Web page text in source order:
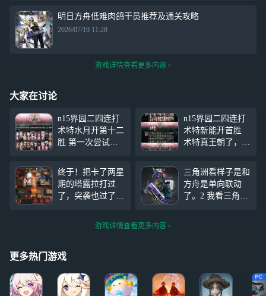
明日方舟低难肉鸽干员推荐及通关攻略
2026/07/19 11:28
游戏详情查看更多内容
大家在讨论
n15界园二四连打
术特水月开第十二
胜 第一次尝试打
神鼓神炒神160钱
酒杯六层酿山河和
同时投出战血流遇
良弈武人之争懒得
n15界园二四连打
术特新能开首胜
术特真王朝了，拿
开局一点压力都没
有，这把也是打得
非常胡，只可惜忘
截分数了(2382)
终于！把卡了两星
期的塔露拉打过
了，突袭也过了，
的，娜仁遥和ins只
精二二十级，如果
可以试试我的打法
三角洲看样子是和
方舟是单向联动
了。2 我看三角洲
是别双向了。
游戏详情查看更多内容
更多热门游戏